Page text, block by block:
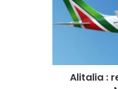
Alitalia :